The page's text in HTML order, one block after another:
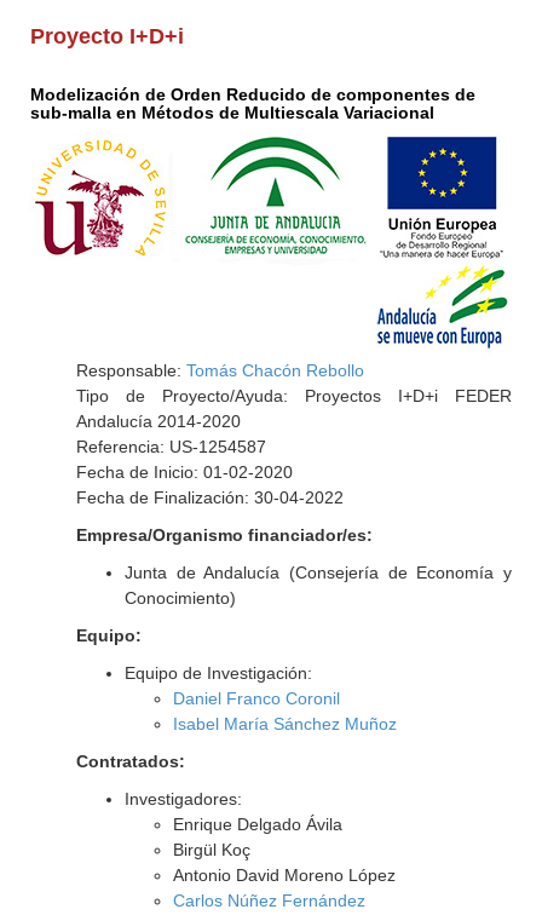
Proyecto I+D+i
Modelización de Orden Reducido de componentes de
sub-malla en Métodos de Multiescala Variacional
Responsable: Tomás Chacón Rebollo
Tipo de Proyecto/Ayuda: Proyectos I+D+i FEDER
Andalucía 2014-2020
Referencia: US-1254587
Fecha de Inicio: 01-02-2020
Fecha de Finalización: 30-04-2022
Empresa/Organismo financiador/es:
Junta de Andalucía (Consejería de Economía y
Conocimiento)
Equipo:
Equipo de Investigación:
Daniel Franco Coronil
Isabel María Sánchez Muñoz
Contratados:
Investigadores:
Enrique Delgado Ávila
Birgül Koç
Antonio David Moreno López
Carlos Núñez Fernández